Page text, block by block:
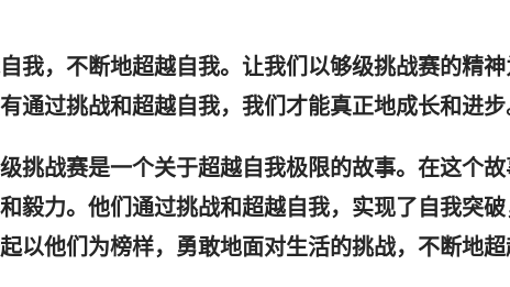
我，不断地超越自我。让我们以够级挑战赛的精神
通过挑战和超越自我，我们才能真正地成长和进步
挑战赛是一个关于超越自我极限的故事。在这个
毅力。他们通过挑战和超越自我，实现了自我突破
以他们为榜样，勇敢地面对生活的挑战，不断地